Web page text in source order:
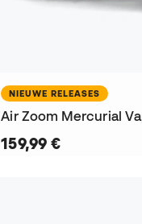
NIEUWE RELEASES
159,99 €